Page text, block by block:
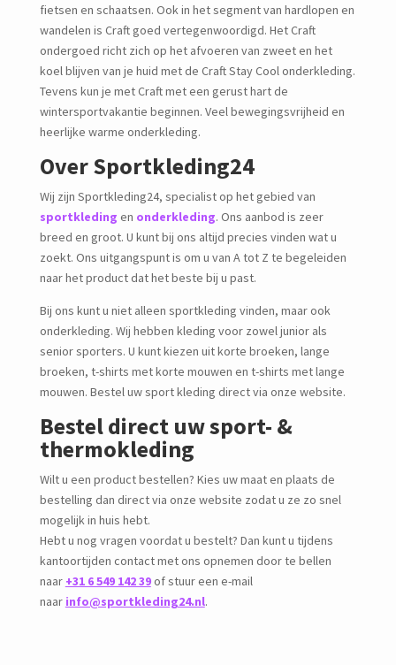
fietsen en schaatsen. Ook in het segment van hardlopen en
wandelen is Craft goed vertegenwoordigd. Het Craft
ondergoed richt zich op het afvoeren van zweet en het
koel blijven van je huid met de Craft Stay Cool onderkleding.
Tevens kun je met Craft met een gerust hart de
wintersportvakantie beginnen. Veel bewegingsvrijheid en
heerlijke warme onderkleding.
Over Sportkleding24
Wij zijn Sportkleding24, specialist op het gebied van
sportkleding en onderkleding. Ons aanbod is zeer
breed en groot. U kunt bij ons altijd precies vinden wat u
zoekt. Ons uitgangspunt is om u van A tot Z te begeleiden
naar het product dat het beste bij u past.
Bij ons kunt u niet alleen sportkleding vinden, maar ook
onderkleding. Wij hebben kleding voor zowel junior als
senior sporters. U kunt kiezen uit korte broeken, lange
broeken, t-shirts met korte mouwen en t-shirts met lange
mouwen. Bestel uw sport kleding direct via onze website.
Bestel direct uw sport- &
thermokleding
Wilt u een product bestellen? Kies uw maat en plaats de
bestelling dan direct via onze website zodat u ze zo snel
mogelijk in huis hebt.
Hebt u nog vragen voordat u bestelt? Dan kunt u tijdens
kantoortijden contact met ons opnemen door te bellen
naar +31 6 549 142 39of stuur een e-mail
naar info@sportkleding24.nl.